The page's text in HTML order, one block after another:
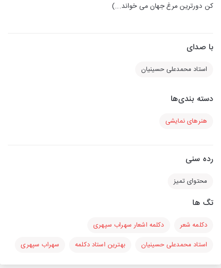
کن دورترین مرغ جهان می خواند...)
با صدای
استاد محمدعلی حسینیان
دسته بندی‌ها
هنرهای نمایشی
رده سنی
محتوای تمیز
تگ ها
دکلمه شعر
دکلمه اشعار سهراب سپهری
استاد محمدعلی حسینیان
بهترین استاد دکلمه سهراب سپهری